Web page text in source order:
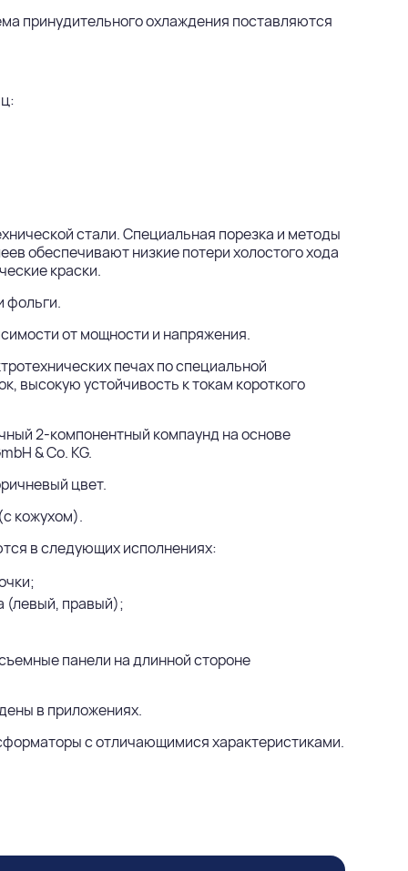
принудительного охлаждения поставляются
стали. Специальная порезка и методы
обеспечивают низкие потери холостого хода
краски.
фольги.
от мощности и напряжения.
печах по специальной
высокую устойчивость к токам короткого
2-компонентный компаунд на основе
& Co. KG.
цвет.
кожухом).
в следующих исполнениях:
(левый, правый);
панели на длинной стороне
в приложениях.
с отличающимися характеристиками.